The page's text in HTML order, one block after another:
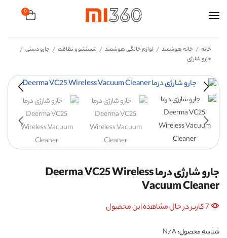
0
خانه / خانه هوشمند / لوازم خانگی هوشمند / شستشو و نظافت / جارو دستی /
جارو شارژی
جارو شارژی درما Deerma VC25 Wireless
Vacuum Cleaner
7 کاربر در حال مشاهده این محصول
شناسه محصول:N/A